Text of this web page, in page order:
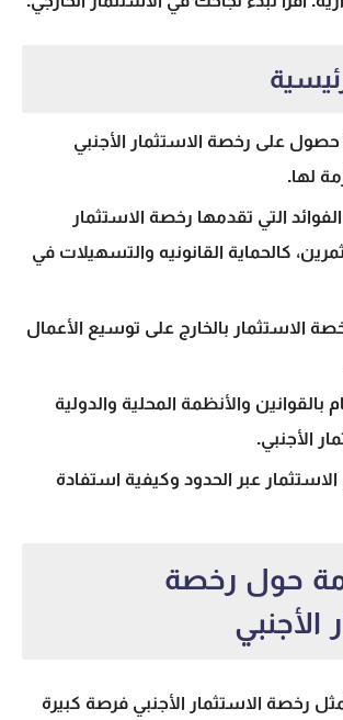
حصول على رخصة الاستثمار الأجنبي
لها.
التي تقدمها رخصة الاستثمار
كالحماية القانونيه والتسهيلات في
الاستثمار بالخارج على توسيع الأعمال
بالقوانين والأنظمة المحلية والدولية
الأجنبي.
عبر الحدود وكيفية استفادة
حول رخصة
الأجنبي
رخصة الاستثمار الأجنبي فرصة كبيرة